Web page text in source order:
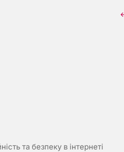
та безпеку в інтернеті